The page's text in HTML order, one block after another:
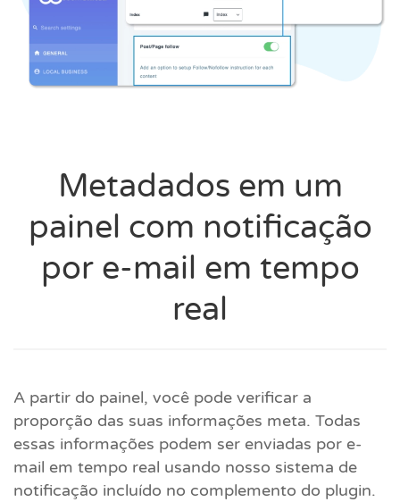
Metadados em um
painel com notificação
por e-mail em tempo
real
A partir do painel, você pode verificar a
proporção das suas informações meta. Todas
essas informações podem ser enviadas por e-
mail em tempo real usando nosso sistema de
notificação incluído no complemento do plugin.